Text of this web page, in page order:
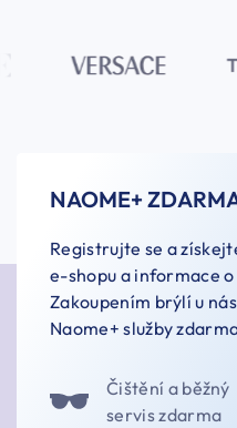
NAOME+
Registrujte se a
e-shopu a informace
Zakoupením brýlí u
Naome+ služby
Čištění a běžný
servis zdarma